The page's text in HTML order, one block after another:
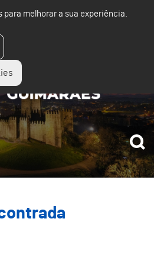
para melhorar a sua experiência.